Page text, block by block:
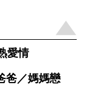
愛情
爸／媽媽戀